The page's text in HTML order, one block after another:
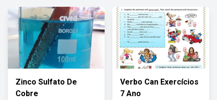
Zinco Sulfato De
Cobre
Verbo Can Exercícios
7 Ano